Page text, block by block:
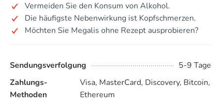
Vermeiden Sie den Konsum von Alkohol.
Die häufigste Nebenwirkung ist Kopfschmerzen.
Möchten Sie Megalis ohne Rezept ausprobieren?
Sendungsverfolgung
5-9 Tage
Zahlungs-
Methoden
Visa, MasterCard, Discovery, Bitcoin,
Ethereum